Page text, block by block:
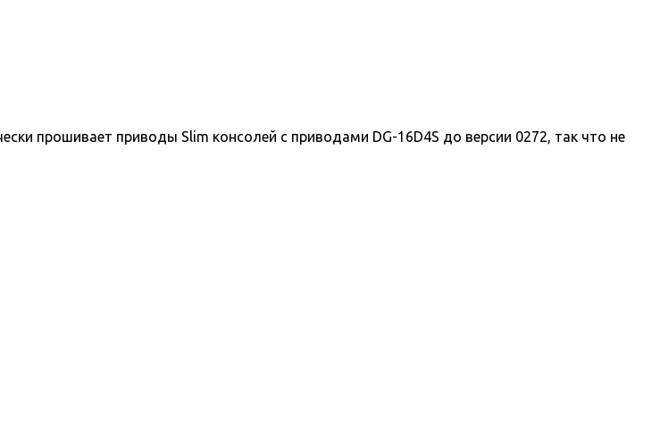
прошивает приводы Slim консолей с приводами DG-16D4S до версии 0272, так что не